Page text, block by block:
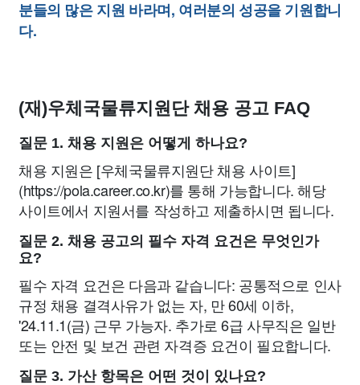
분들의 많은 지원 바라며, 여러분의 성공을 기원합니
다.
(재)우체국물류지원단 채용 공고 FAQ
질문 1. 채용 지원은 어떻게 하나요?
채용 지원은 [우체국물류지원단 채용 사이트]
(https://pola.career.co.kr)를 통해 가능합니다. 해당
사이트에서 지원서를 작성하고 제출하시면 됩니다.
질문 2. 채용 공고의 필수 자격 요건은 무엇인가
요?
필수 자격 요건은 다음과 같습니다: 공통적으로 인사
규정 채용 결격사유가 없는 자, 만 60세 이하,
'24.11.1(금) 근무 가능자. 추가로 6급 사무직은 일반
또는 안전 및 보건 관련 자격증 요건이 필요합니다.
질문 3. 가산 항목은 어떤 것이 있나요?